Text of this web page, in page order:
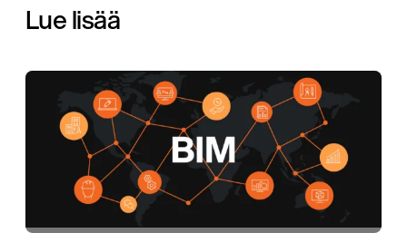
Lue lisää